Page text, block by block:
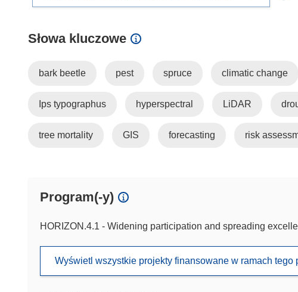
Słowa kluczowe
bark beetle pest spruce climatic change
Ips typographus hyperspectral LiDAR
tree mortality GIS forecasting risk
Program(-y)
HORIZON.4.1 - Widening participation and spreading
Wyświetl wszystkie projekty finansowane w ramach tego